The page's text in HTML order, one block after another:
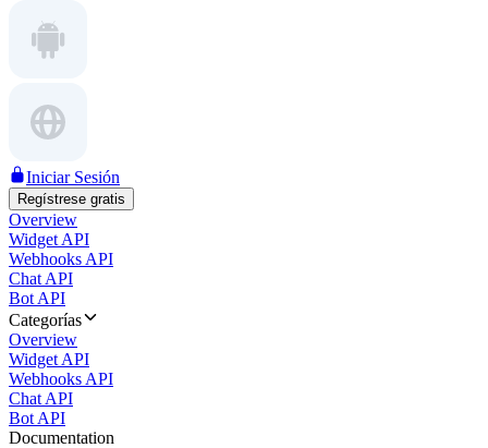
Iniciar Sesión
Regístrese gratis
Overview
Widget API
Webhooks API
Chat API
Bot API
Categorías
Overview
Widget API
Webhooks API
Chat API
Bot API
Documentation